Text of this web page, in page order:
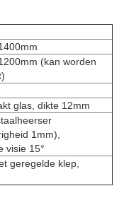
(kan worden
glas, dikte 12mm
1mm),
visie 15°
geregelde klep,